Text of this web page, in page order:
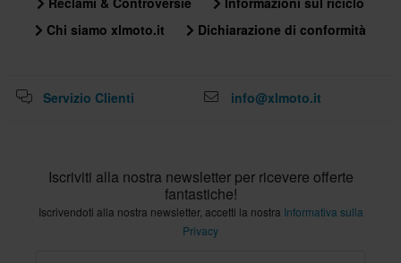
Chi siamo xlmoto.it
Dichiarazione di conformità
Servizio Clienti info@xlmoto.it
Iscriviti alla nostra newsletter per ricevere offerte
fantastiche!
Iscrivendoti alla nostra newsletter, accetti la nostra Informativa sulla
Privacy